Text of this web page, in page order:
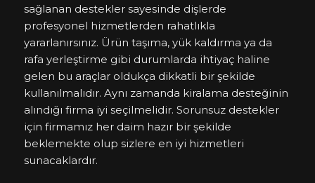
sağlanan destekler sayesinde dişlerde
profesyonel hizmetlerden rahatlıkla
yararlanırsınız. Ürün taşıma, yük kaldırma ya da
rafa yerleştirme gibi durumlarda ihtiyaç haline
gelen bu araçlar oldukça dikkatli bir şekilde
kullanılmalıdır. Aynı zamanda kiralama desteğinin
alındığı firma iyi seçilmelidir. Sorunsuz destekler
için firmamız her daim hazır bir şekilde
beklemekte olup sizlere en iyi hizmetleri
sunacaklardır.